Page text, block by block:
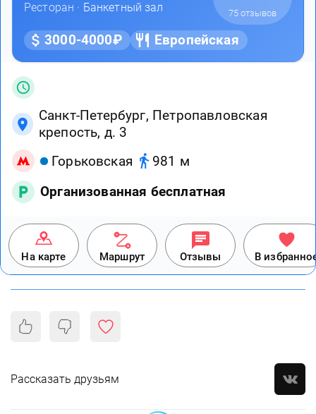
Ресторан · Банкетный зал 75 отзывов
3000-4000₽ Европейская
Санкт-Петербург, Петропавловская
крепость, д. 3
Горьковская
981 м
Организованная бесплатная
На карте Маршрут Отзывы В
Рассказать друзьям